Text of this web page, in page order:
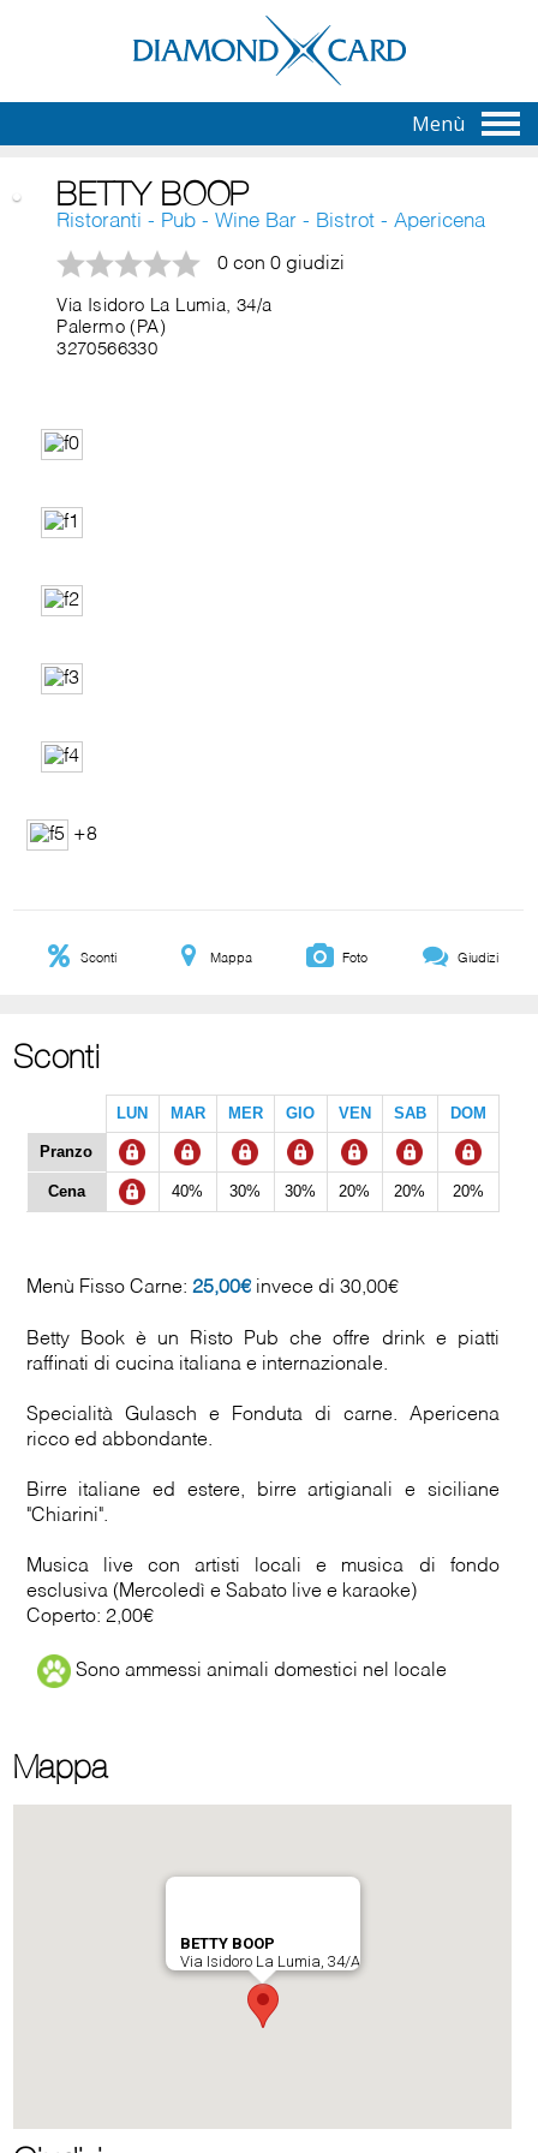
Menù
BETTY BOOP
Ristoranti - Pub - Wine Bar - Bistrot - Apericena
0 con 0 giudizi
Via Isidoro La Lumia, 34/a
Palermo (PA)
3270566330
+8
Sconti Mappa Foto Giudizi
Sconti
LUN MAR MER GIO VEN SAB DOM
Pranzo
Cena 40% 30% 30% 20% 20% 20%
Menù Fisso Carne: 25,00€invece di 30,00€
Betty Book è un Risto Pub che offre drink e piatti
raffinati di cucina italiana e internazionale.
Specialità Gulasch e Fonduta di carne. Apericena
ricco ed abbondante.
Birre italiane ed estere, birre artigianali e siciliane
"Chiarini".
Musica live con artisti locali e musica di fondo
esclusiva (Mercoledì e Sabato live e karaoke)
Coperto: 2,00€
Sono ammessi animali domestici nel locale
Mappa